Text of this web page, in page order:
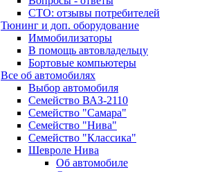
СТО: отзывы потребителей
Тюнинг и доп. оборудование
Иммобилизаторы
В помощь автовладельцу
Бортовые компьютеры
Все об автомобилях
Выбор автомобиля
Семейство ВАЗ-2110
Семейство "Самара"
Семейство "Нива"
Семейство "Классика"
Шевроле Нива
Об автомобиле